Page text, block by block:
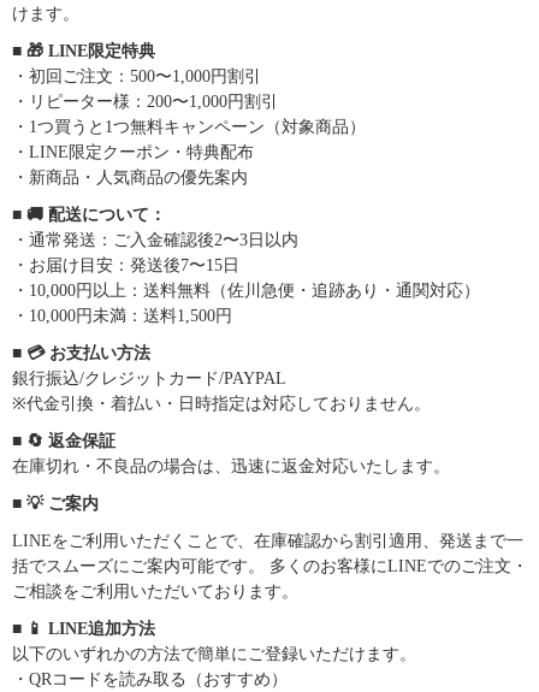
けます。
■ 🎁 LINE限定特典
・初回ご注文：500〜1,000円割引
・リピーター様：200〜1,000円割引
・1つ買うと1つ無料キャンペーン（対象商品）
・LINE限定クーポン・特典配布
・新商品・人気商品の優先案内
■ 🚚 配送について：
・通常発送：ご入金確認後2〜3日以内
・お届け目安：発送後7〜15日
・10,000円以上：送料無料（佐川急便・追跡あり・通関対応）
・10,000円未満：送料1,500円
■ 💳 お支払い方法
銀行振込/クレジットカード/PAYPAL
※代金引換・着払い・日時指定は対応しておりません。
■ 🔄 返金保証
在庫切れ・不良品の場合は、迅速に返金対応いたします。
■ 💡 ご案内
LINEをご利用いただくことで、在庫確認から割引適用、発送まで一
括でスムーズにご案内可能です。 多くのお客様にLINEでのご注文・
ご相談をご利用いただいております。
■ 📱 LINE追加方法
以下のいずれかの方法で簡単にご登録いただけます。
・QRコードを読み取る（おすすめ）